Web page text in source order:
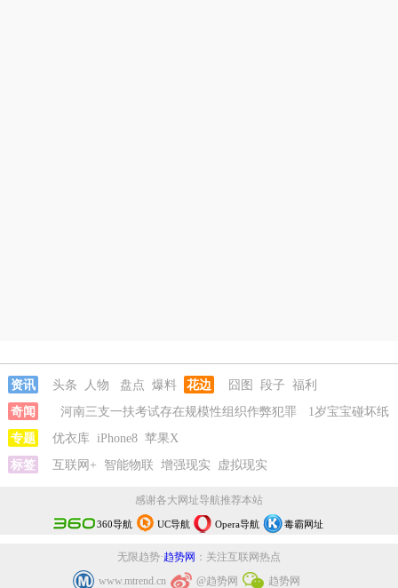
资讯 头条 人物 盘点 爆料 花边 囧图 段子 福利
奇闻
河南三支一扶考试存在规模性组织作弊犯罪
1岁宝宝碰坏纸
巾盒三亚酒店索赔924元
女子开一天一夜空调后二氧化碳中毒
拖欠3700万致市政工程停工
26岁女儿谈47岁妈妈突然产女
支一扶考试存在规模性组织作弊犯罪
1岁宝宝碰坏纸巾盒三亚酒店索
专题 优衣库 iPhone8 苹果X
标签
互联网+ 智能物联 增强现实 虚拟现实
感谢各大网址导航推荐本站
360导航 UC导航 Opera导航 毒霸网址
无限趋势·趋势网 ：关注互联网热点
www.mtrend.cn
@趋势网 趋势网